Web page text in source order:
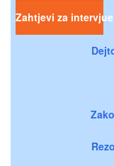
Zahtjevi za intervjue